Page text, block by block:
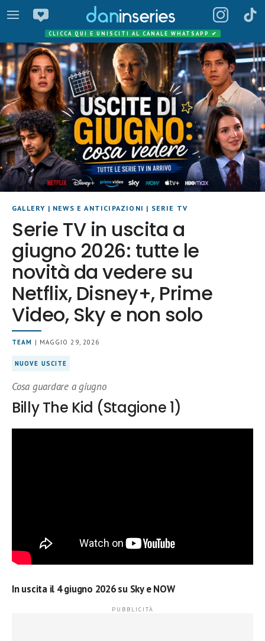
CLICCA QUI E UNISCITI AL CANALE WHATSAPP ✔
GALLERY | NEWS E ANTICIPAZIONI | SERIE TV
Serie TV in uscita a
giugno 2026: tutte le
novità da vedere su
Netflix, Disney+, Prime
Video, Sky e non solo
TEAM | MAGGIO 29, 2026
NUOVE USCITE
Cosa guardare a giugno
Billy The Kid (Stagione 1)
In uscita il 4 giugno 2026 su Sky e NOW